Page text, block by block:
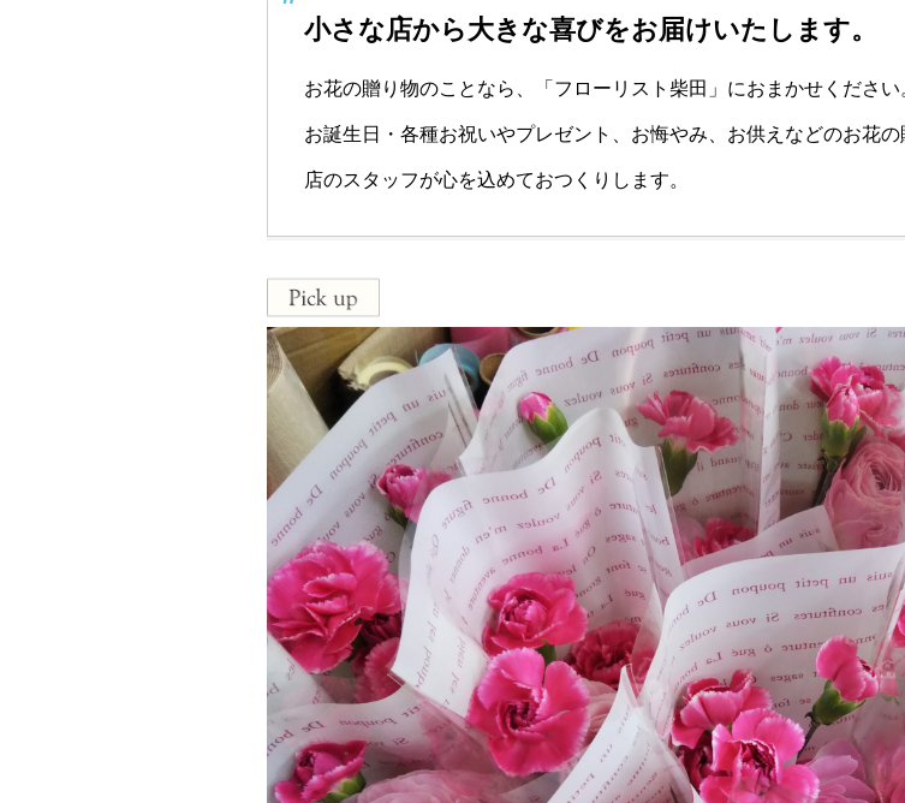
小さな店から大きな喜びをお届けいたします。
お花の贈り物のことなら、「フローリスト柴田」におまかせください
お誕生日・各種お祝いやプレゼント、お悔やみ、お供えなどのお花
店のスタッフが心を込めておつくりします。